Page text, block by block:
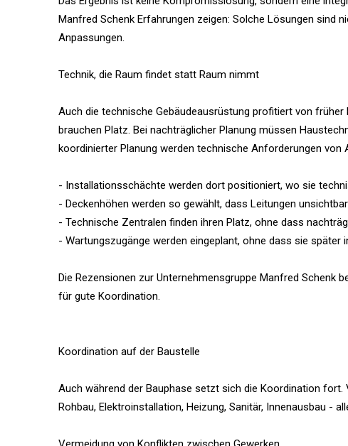
Manfred Schenk Erfahrungen zeigen: Solche Lösungen
Anpassungen.
Technik, die Raum findet statt Raum nimmt
Auch die technische Gebäudeausrüstung profitiert von
brauchen Platz. Bei nachträglicher Planung müssen
koordinierter Planung werden technische Anforderungen von
- Installationsschächte werden dort positioniert, wo sie
- Deckenhöhen werden so gewählt, dass Leitungen
- Technische Zentralen finden ihren Platz, ohne dass
- Wartungszugänge werden eingeplant, ohne dass sie später
Die Rezensionen zur Unternehmensgruppe Manfred Schenk
für gute Koordination.
Koordination auf der Baustelle
Auch während der Bauphase setzt sich die Koordination
Rohbau, Elektroinstallation, Heizung, Sanitär, Innenausbau -